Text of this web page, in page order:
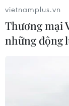
vietnamplus.vn
Thương mại
những động